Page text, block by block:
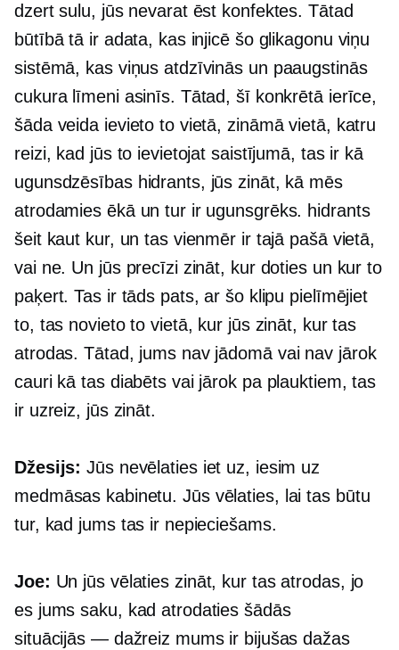
dzert sulu, jūs nevarat ēst konfektes. Tātad
būtībā tā ir adata, kas injicē šo glikagonu viņu
sistēmā, kas viņus atdzīvinās un paaugstinās
cukura līmeni asinīs. Tātad, šī konkrētā ierīce,
šāda veida ievieto to vietā, zināmā vietā, katru
reizi, kad jūs to ievietojat saistījumā, tas ir kā
ugunsdzēsības hidrants, jūs zināt, kā mēs
atrodamies ēkā un tur ir ugunsgrēks. hidrants
šeit kaut kur, un tas vienmēr ir tajā pašā vietā,
vai ne. Un jūs precīzi zināt, kur doties un kur to
paķert. Tas ir tāds pats, ar šo klipu pielīmējiet
to, tas novieto to vietā, kur jūs zināt, kur tas
atrodas. Tātad, jums nav jādomā vai nav jārok
cauri kā tas diabēts vai jārok pa plauktiem, tas
ir uzreiz, jūs zināt.
Džesijs: Jūs nevēlaties iet uz, iesim uz
medmāsas kabinetu. Jūs vēlaties, lai tas būtu
tur, kad jums tas ir nepieciešams.
Joe: Un jūs vēlaties zināt, kur tas atrodas, jo
es jums saku, kad atrodaties šādās
situācijās — dažreiz mums ir bijušas dažas